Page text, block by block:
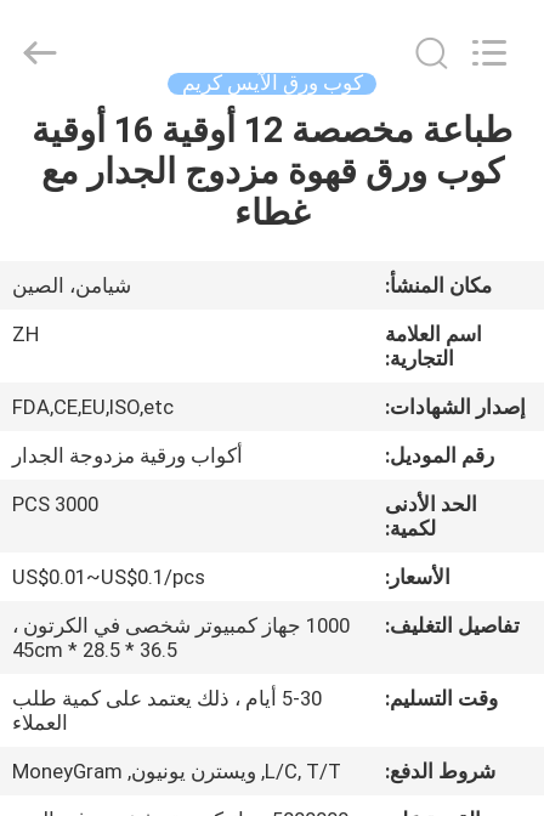
منزل،
بيت
معلومات
جولة
مراقبة
الجودة
اتصل
Protection
Technology
Reserved.
كوب ورق الآيس كريم
طباعة مخصصة 12 أوقية 16 أوقية
كوب ورق قهوة مزدوج الجدار مع
غطاء
مكان المنشأ:
شيامن، الصين
اسم العلامة
التجارية:
ZH
إصدار الشهادات:
FDA,CE,EU,ISO,etc
رقم الموديل:
أكواب ورقية مزدوجة الجدار
الحد الأدنى
لكمية:
3000 PCS
الأسعار:
US$0.01~US$0.1/pcs
تفاصيل التغليف:
1000 جهاز كمبيوتر شخصى في الكرتون ،
36.5 * 28.5 * 45cm
وقت التسليم:
5-30 أيام ، ذلك يعتمد على كمية طلب
العملاء
شروط الدفع:
L/C, T/T, ويسترن يونيون, MoneyGram